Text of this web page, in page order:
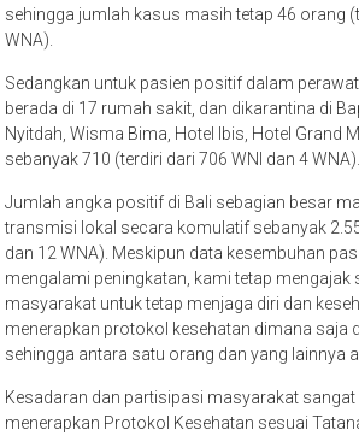
sehingga jumlah kasus masih tetap 46 orang
WNA).
Sedangkan untuk pasien positif dalam
berada di 17 rumah sakit, dan dikarantina di
Nyitdah, Wisma Bima, Hotel Ibis, Hotel Grand
sebanyak 710 (terdiri dari 706 WNI dan 4 WNA).
Jumlah angka positif di Bali sebagian besar
transmisi lokal secara komulatif sebanyak
dan 12 WNA). Meskipun data kesembuhan
mengalami peningkatan, kami tetap mengajak
masyarakat untuk tetap menjaga diri dan
menerapkan protokol kesehatan dimana saja
sehingga antara satu orang dan yang lainnya
Kesadaran dan partisipasi masyarakat
menerapkan Protokol Kesehatan sesuai